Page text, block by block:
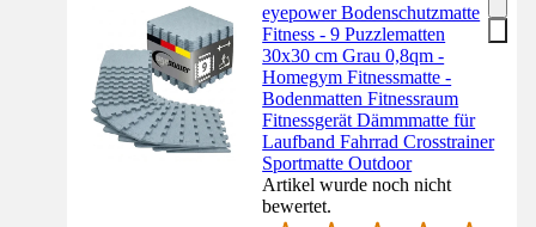
eyepower Bodenschutzmatte
Fitness - 9 Puzzlematten
30x30 cm Grau 0,8qm -
Homegym Fitnessmatte -
Bodenmatten Fitnessraum
Fitnessgerät Dämmmatte für
Laufband Fahrrad Crosstrainer
Sportmatte Outdoor
Artikel wurde noch nicht
bewertet.